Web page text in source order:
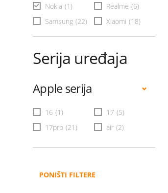
Nokia (1) Realme (6)
Samsung (22) Xiaomi (18)
Serija uređaja
Apple serija
16 (1) 17 (5)
17pro (21) air (2)
PONIŠTI FILTERE